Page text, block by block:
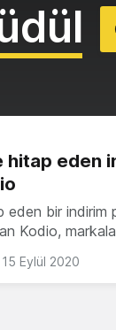
hitap eden
eden bir indirim
Kodio,
15 Eylül 2020